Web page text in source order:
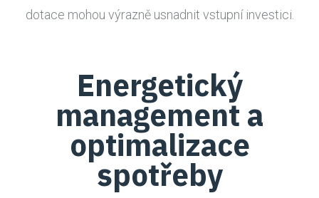
dotace mohou výrazně usnadnit vstupní investici.
Energetický
management a
optimalizace
spotřeby